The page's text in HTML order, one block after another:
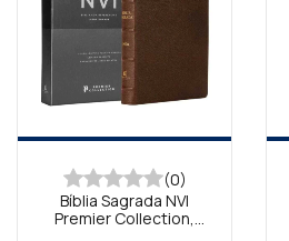
(0)
Bíblia Sagrada NVI
Premier Collection,